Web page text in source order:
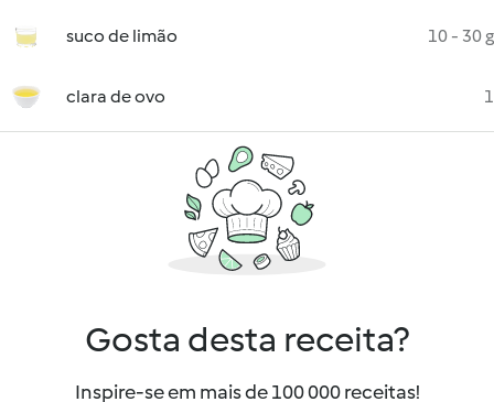
suco de limão 10 - 30 g
clara de ovo 1
Gosta desta receita?
Inspire-se em mais de 100 000 receitas!